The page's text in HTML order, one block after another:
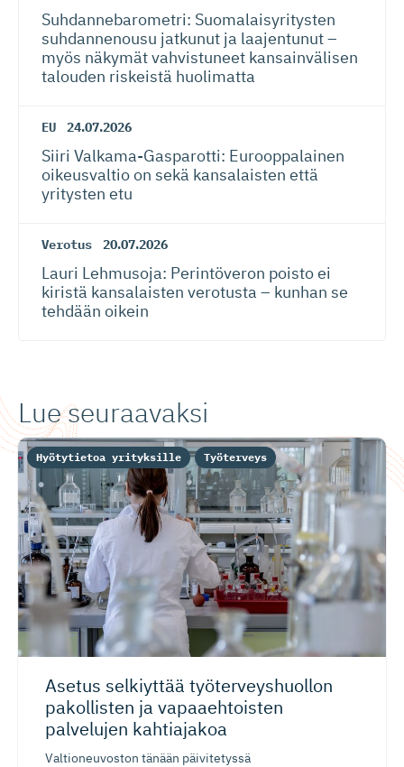
Suhdanneba­ro­metri: Suomalaisy­ri­tysten
suhdannenousu jatkunut ja laajentunut –
myös näkymät vahvistuneet kansainvälisen
talouden riskeistä huolimatta
EU 24.07.2026
Siiri Valkama-Gas­pa­rotti: Eurooppalainen
oikeusvaltio on sekä kansalaisten että
yritysten etu
Verotus 20.07.2026
Lauri Lehmusoja: Perintöveron poisto ei
kiristä kansalaisten verotusta – kunhan se
tehdään oikein
Lue seuraavaksi
Asetus selkiyttää työterveys­huollon
pakollisten ja vapaaehtoisten
palvelujen kahtiajakoa
Valtioneuvoston tänään päivitetyssä
Hyötytietoa yrityksille Työterveys